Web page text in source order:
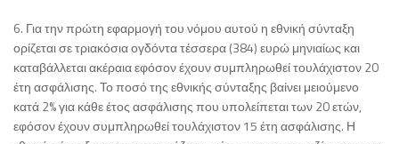
6. Για την πρώτη εφαρμογή του νόμου αυτού η εθνική σύνταξη
ορίζεται σε τριακόσια ογδόντα τέσσερα (384) ευρώ μηνιαίως και
καταβάλλεται ακέραια εφόσον έχουν συμπληρωθεί τουλάχιστον 20
έτη ασφάλισης. Το ποσό της εθνικής σύνταξης βαίνει μειούμενο
κατά 2% για κάθε έτος ασφάλισης που υπολείπεται των 20 ετών,
εφόσον έχουν συμπληρωθεί τουλάχιστον 15 έτη ασφάλισης. Η